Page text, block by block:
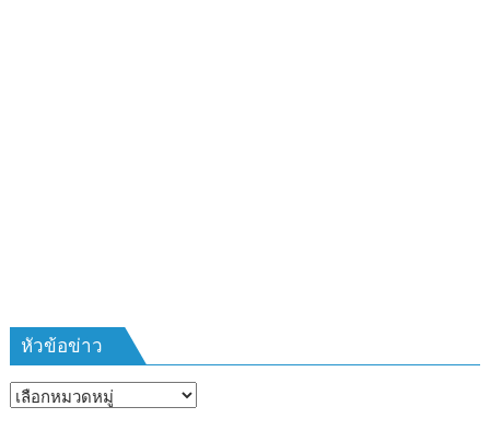
๒๕๖๙
หัวข้อข่าว
หัวข้อ